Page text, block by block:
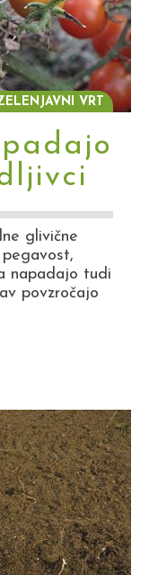
VRT
glivične
napadajo tudi
povzročajo